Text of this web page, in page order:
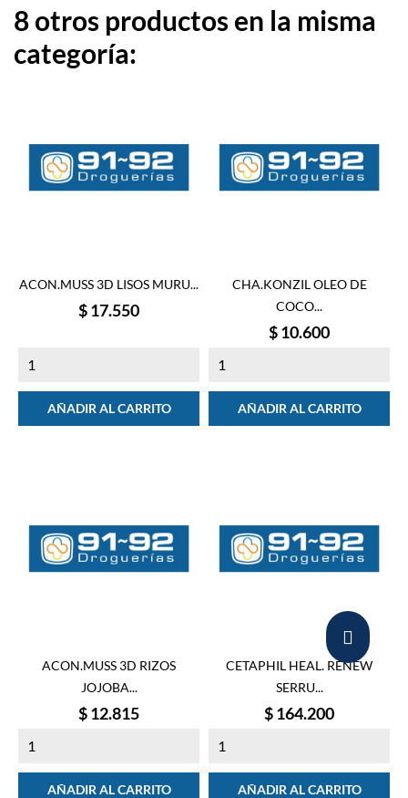
8 otros productos en la misma
categoría:
ACON.MUSS 3D LISOS MURU...
Precio
$ 17.550
AÑADIR AL CARRITO
CHA.KONZIL OLEO DE
COCO...
Precio
$ 10.600
AÑADIR AL CARRITO
ACON.MUSS 3D RIZOS
JOJOBA...
Precio
$ 12.815
AÑADIR AL CARRITO
CETAPHIL HEAL. RENEW
SERRU...
Precio
$ 164.200
AÑADIR AL CARRITO